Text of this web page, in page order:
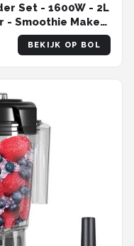
Set - 1600W - 2L
- Smoothie Maker
BEKIJK OP BOL